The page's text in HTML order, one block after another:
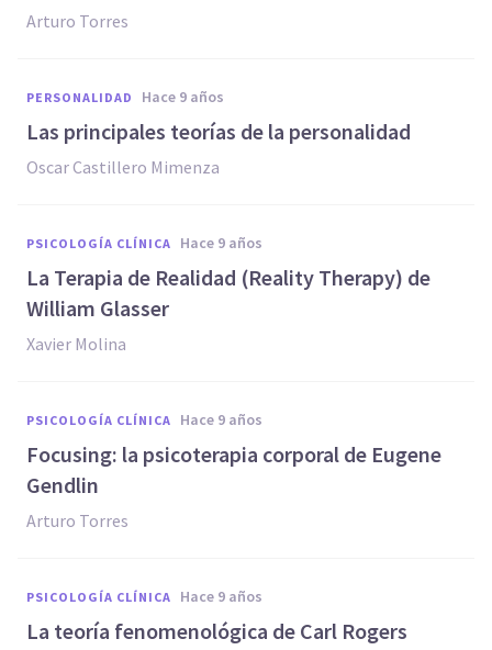
Arturo Torres
PERSONALIDAD hace 9 años
Las principales teorías de la personalidad
Oscar Castillero Mimenza
PSICOLOGÍA CLÍNICA hace 9 años
La Terapia de Realidad (Reality Therapy) de
William Glasser
Xavier Molina
PSICOLOGÍA CLÍNICA hace 9 años
Focusing: la psicoterapia corporal de Eugene
Gendlin
Arturo Torres
PSICOLOGÍA CLÍNICA hace 9 años
La teoría fenomenológica de Carl Rogers